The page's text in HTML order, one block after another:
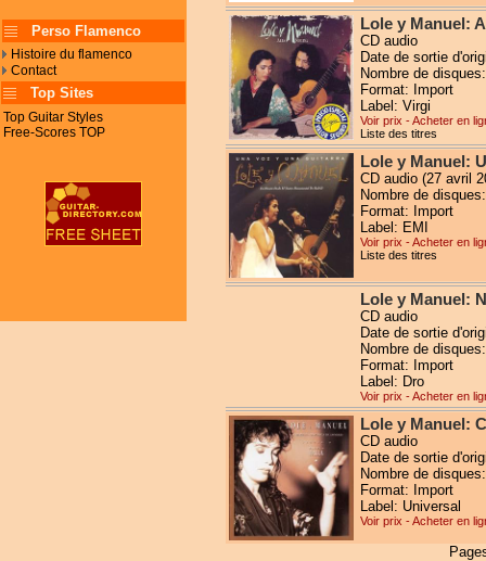
Perso Flamenco
Histoire du flamenco
Contact
Top Sites
Top Guitar Styles
Free-Scores TOP
Lole y Manuel:
CD audio
Date de sortie
Nombre de
Format: Import
Label: Virgi
Voir prix - Acheter en
Liste des titres
Lole y Manuel:
CD audio (27 avril
Nombre de
Format: Import
Label: EMI
Voir prix - Acheter en
Liste des titres
Lole y Manuel:
CD audio
Date de sortie
Nombre de
Format: Import
Label: Dro
Voir prix - Acheter en
Lole y Manuel:
CD audio
Date de sortie
Nombre de
Format: Import
Label: Universal
Voir prix - Acheter en